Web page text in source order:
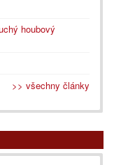
houbový
>> všechny články